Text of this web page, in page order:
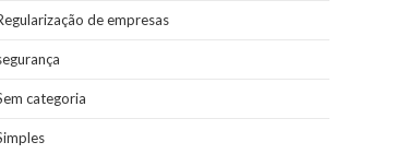
de empresas
categoria